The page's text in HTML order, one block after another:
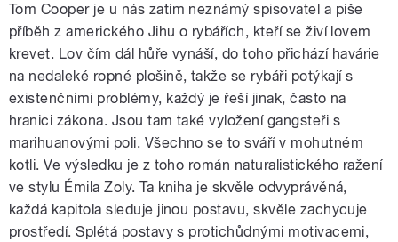
Tom Cooper je u nás zatím neznámý spisovatel a píše
příběh z amerického Jihu o rybářích, kteří se živí lovem
krevet. Lov čím dál hůře vynáší, do toho přichází havárie
na nedaleké ropné plošině, takže se rybáři potýkají s
existenčními problémy, každý je řeší jinak, často na
hranici zákona. Jsou tam také vyložení gangsteři s
marihuanovými poli. Všechno se to sváří v mohutném
kotli. Ve výsledku je z toho román naturalistického ražení
ve stylu Émila Zoly. Ta kniha je skvěle odvyprávěná,
každá kapitola sleduje jinou postavu, skvěle zachycuje
prostředí. Splétá postavy s protichůdnými motivacemi,